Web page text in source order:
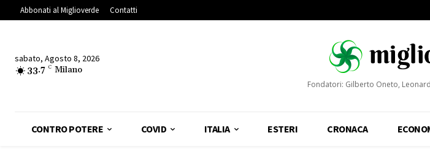
Abbonati al Miglioverde Contatti
sabato, Agosto 8, 2026
33.7 C Milano
Fondatori: Gilberto Oneto,
CONTRO POTERE COVID ITALIA ESTERI CRONACA